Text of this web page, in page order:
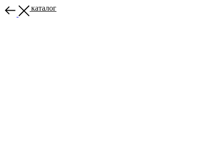
Назад в каталог